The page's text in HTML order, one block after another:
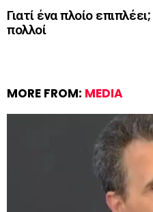
Γιατί ένα πλοίο
πολλοί
MORE FROM: MEDIA